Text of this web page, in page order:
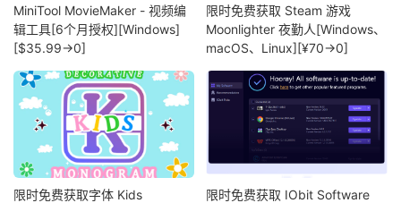
MiniTool MovieMaker - 视频编
辑工具[6个月授权][Windows]
[$35.99→0]
限时免费获取 Steam 游戏
Moonlighter 夜勤人[Windows、
macOS、Linux][¥70→0]
限时免费获取字体 Kids
限时免费获取 IObit Software